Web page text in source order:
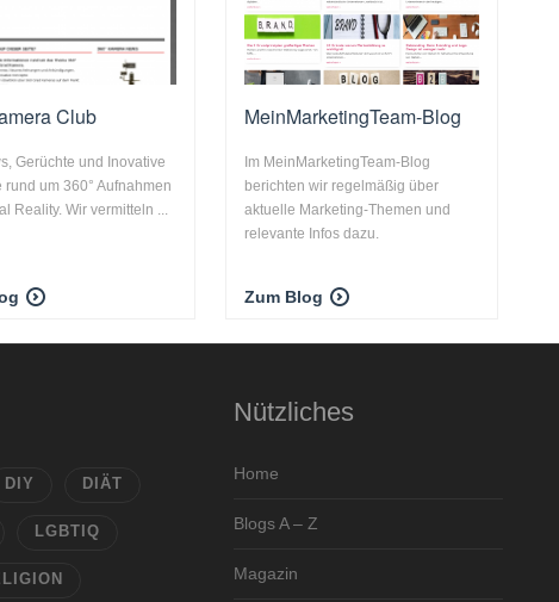
Club
Gerüchte und Inovative
rund um 360° Aufnahmen
Reality. Wir vermitteln ...
MeinMarketingTeam-Blog
Im MeinMarketingTeam-Blog
berichten wir regelmäßig über
aktuelle Marketing-Themen und
relevante Infos dazu.
Zum Blog
DIY DIÄT
LGBTIQ
Nützliches
Home
Blogs A – Z
Magazin